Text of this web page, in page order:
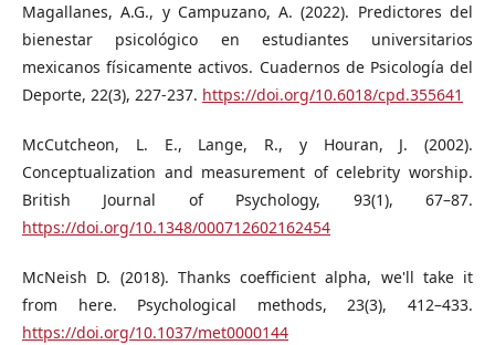
Magallanes, A.G., y Campuzano, A. (2022). Predictores del
bienestar psicológico en estudiantes universitarios
mexicanos físicamente activos. Cuadernos de Psicología del
Deporte, 22(3), 227-237. https://doi.org/10.6018/cpd.355641
McCutcheon, L. E., Lange, R., y Houran, J. (2002).
Conceptualization and measurement of celebrity worship.
British Journal of Psychology, 93(1), 67–87.
https://doi.org/10.1348/000712602162454
McNeish D. (2018). Thanks coefficient alpha, we'll take it
from here. Psychological methods, 23(3), 412–433.
https://doi.org/10.1037/met0000144